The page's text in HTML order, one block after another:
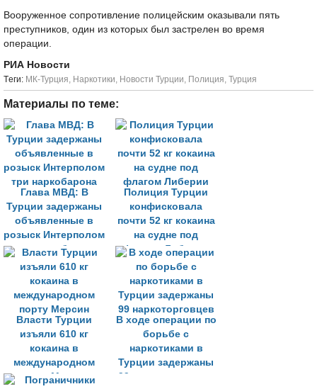
Вооруженное сопротивление полицейским оказывали пять
преступников, один из которых был застрелен во время
операции.
РИА Новости
Tеги: МК-Турция, Наркотики, Новости Турции, Полиция, Турция
Материалы по теме:
Глава МВД: В
Турции задержаны
объявленные в
розыск Интерполом
три наркобарона
Полиция Турции
конфисковала
почти 52 кг кокаина
на судне под
флагом Либерии
Власти Турции
изъяли 610 кг
кокаина в
международном
порту Мерсин
В ходе операции по
борьбе с
наркотиками в
Турции задержаны
99 наркоторговцев